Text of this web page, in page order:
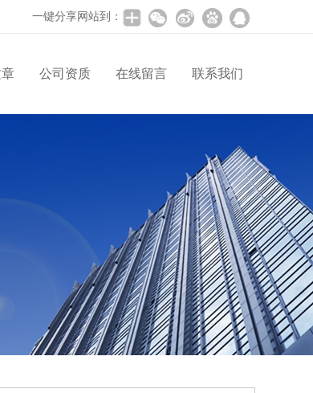
一键分享网站到：
公司资质 在线留言 联系我们